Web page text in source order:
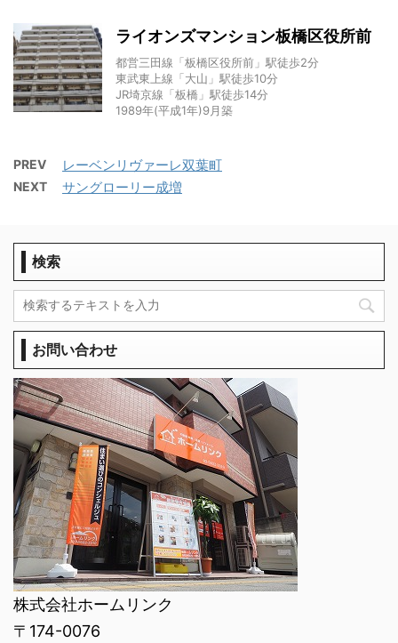
ライオンズマンション板橋区役所前
都営三田線「板橋区役所前」駅徒歩2分
東武東上線「大山」駅徒歩10分
JR埼京線「板橋」駅徒歩14分
1989年(平成1年)9月築
PREV レーベンリヴァーレ双葉町
NEXT サングローリー成増
検索
お問い合わせ
株式会社ホームリンク
〒174-0076